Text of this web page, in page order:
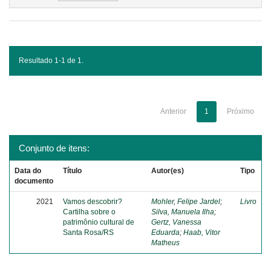
Resultado 1-1 de 1.
Anterior 1 Próximo
Conjunto de itens:
Data do
documento
Título Autor(es) Tipo
2021
Vamos descobrir?
Cartilha sobre o
patrimônio cultural de
Santa Rosa/RS
Mohler, Felipe Jardel;
Silva, Manuela Ilha;
Gertz, Vanessa
Eduarda; Haab, Vitor
Matheus
Livro